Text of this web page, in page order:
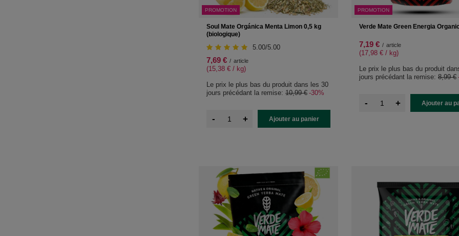
PROMOTION
Soul Mate Orgánica Menta Limon 0,5 kg
(biologique)
5.00/5.00
7,69 € / article
(15,38 € / kg)
Le prix le plus bas du produit dans les 30
jours précédant la remise: 10,99 € -30%
- + Ajouter au panier
PROMOTION
Verde Mate Green Energia
7,19 € / article
(17,98 € / kg)
Le prix le plus bas du produit
jours précédant la remise: 8,99 €
- + Ajouter au